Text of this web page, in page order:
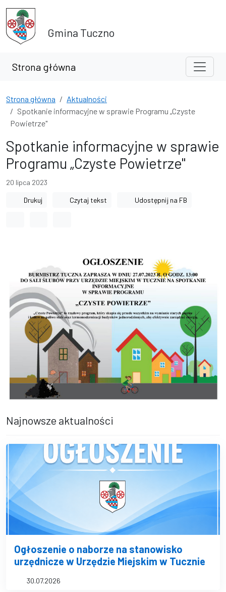
Przejdź do treści
Przejdź do wyszukiwarki
Gmina Tuczno
Strona główna
Strona główna
Aktualności
Spotkanie informacyjne w sprawie Programu „Czyste
Powietrze"
Spotkanie informacyjne w sprawie
Programu „Czyste Powietrze"
20 lipca 2023
Drukuj Czytaj tekst Udostępnij na FB
Najnowsze aktualności
Ogłoszenie o naborze na stanowisko
urzędnicze w Urzędzie Miejskim w Tucznie
30.07.2026